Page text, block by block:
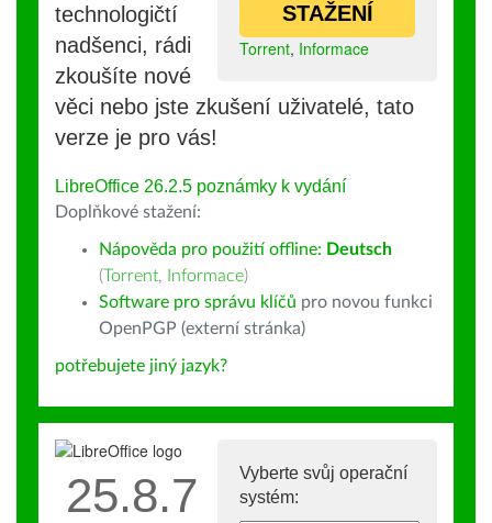
STAŽENÍ
Torrent, Informace
technologičtí
nadšenci, rádi
zkoušíte nové
věci nebo jste zkušení uživatelé, tato
verze je pro vás!
LibreOffice 26.2.5 poznámky k vydání
Doplňkové stažení:
Nápověda pro použití offline: Deutsch
(Torrent, Informace)
Software pro správu klíčů pro novou funkci
OpenPGP (externí stránka)
potřebujete jiný jazyk?
Vyberte svůj operační
systém:
25.8.7